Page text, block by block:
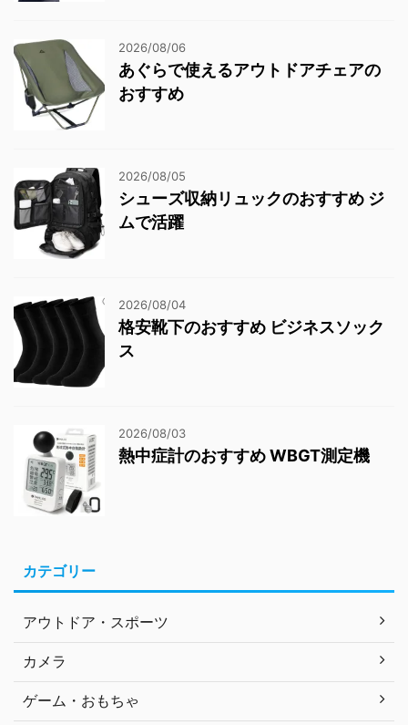
2026/08/06
あぐらで使えるアウトドアチェアの
おすすめ
2026/08/05
シューズ収納リュックのおすすめ ジ
ムで活躍
2026/08/04
格安靴下のおすすめ ビジネスソック
ス
2026/08/03
熱中症計のおすすめ WBGT測定機
カテゴリー
アウトドア・スポーツ
カメラ
ゲーム・おもちゃ